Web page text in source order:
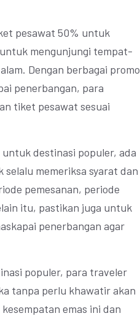
pesawat 50% untuk
mengunjungi tempat-
Dengan berbagai promo
penerbangan, para
tiket pesawat sesuai
destinasi populer, ada
memeriksa syarat dan
pemesanan, periode
itu, pastikan juga untuk
penerbangan agar
populer, para traveler
tanpa perlu khawatir akan
emas ini dan